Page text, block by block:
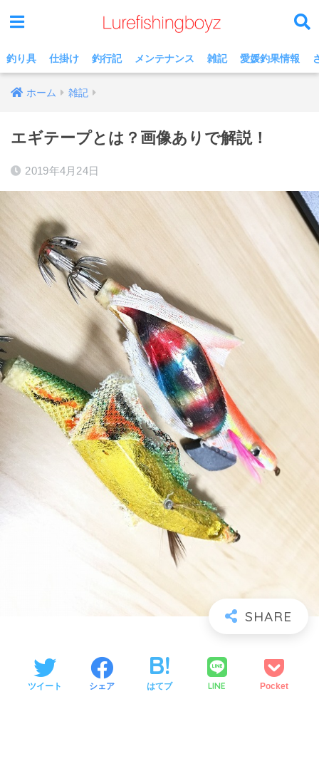
釣り具 仕掛け 釣行記 メンテナンス 雑記 愛媛釣果情報
ホーム 雑記
エギテープとは？画像ありで解説！
2019年4月24日
ツイート シェア はてブ LINE Pocket